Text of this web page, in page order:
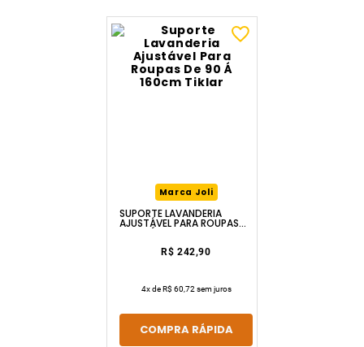
Marca Joli
SUPORTE LAVANDERIA
AJUSTÁVEL PARA ROUPAS
DE 90 Á 160CM TIKLAR
R$ 242,90
4x deR$ 60,72 sem juros
COMPRA RÁPIDA